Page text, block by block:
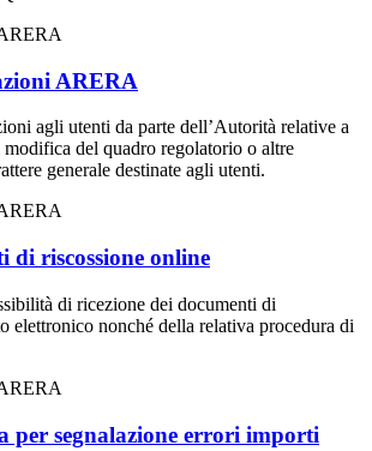
ARERA
agli utenti da parte dell’Autorità relative a
del quadro regolatorio o altre
generale destinate agli utenti.
di riscossione online
di ricezione dei documenti di
elettronico nonché della relativa procedura di
per segnalazione errori importi